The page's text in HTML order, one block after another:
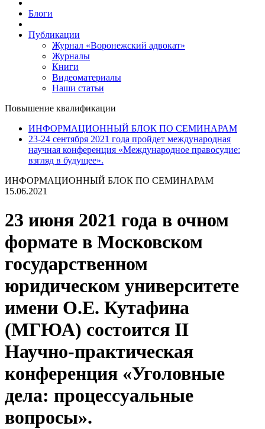
Блоги
Публикации
Журнал «Воронежский адвокат»
Журналы
Книги
Видеоматериалы
Наши статьи
Повышение квалификации
ИНФОРМАЦИОННЫЙ БЛОК ПО СЕМИНАРАМ
23-24 сентября 2021 года пройдет международная
научная конференция «Международное правосудие:
взгляд в будущее».
ИНФОРМАЦИОННЫЙ БЛОК ПО СЕМИНАРАМ
15.06.2021
23 июня 2021 года в очном
формате в Московском
государственном
юридическом университете
имени О.Е. Кутафина
(МГЮА) состоится II
Научно-практическая
конференция «Уголовные
дела: процессуальные
вопросы».